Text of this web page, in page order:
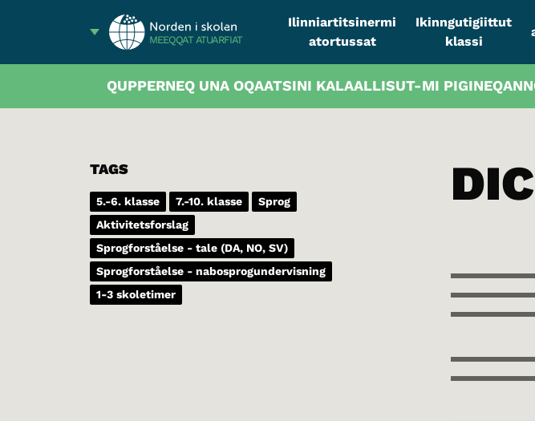
MEEQQAT ATUARFIAT
Ilinniartitsinermi
atortussat
Ikinngutigiittut
klassi
QUPPERNEQ UNA OQAATSINI KALAALLISUT-MI
TAGS
5.-6. klasse 7.-10. klasse
Sprog
Aktivitetsforslag
Sprogforståelse - tale (DA, NO, SV)
Sprogforståelse - nabosprogundervisning
1-3 skoletimer